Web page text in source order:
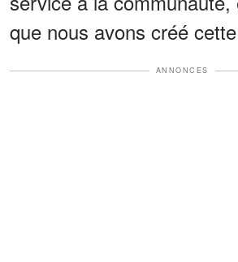
que nous avons créé
ANNONCES